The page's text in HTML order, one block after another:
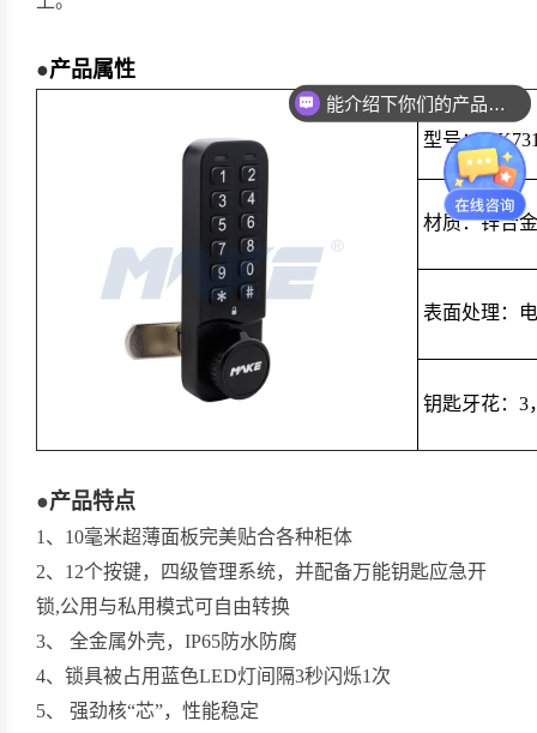
●产品属性
型号：
材质：锌合金
表面处理：
钥匙牙花：3
●产品特点
1、10毫米超薄面板完美贴合各种柜体
2、12个按键，四级管理系统，并配备万能钥匙应急开
锁,公用与私用模式可自由转换
3、 全金属外壳，IP65防水防腐
4、锁具被占用蓝色LED灯间隔3秒闪烁1次
5、 强劲核“芯”，性能稳定